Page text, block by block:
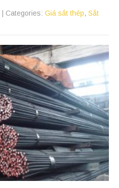
| Categories: Giá sắt thép, Sắt